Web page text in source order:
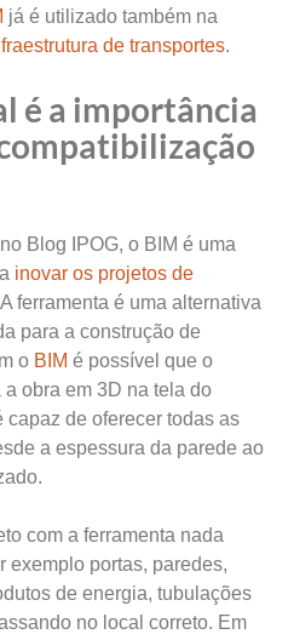
já é utilizado também na
de transportes.
é a importância
Blog IPOG, o BIM é uma
inovar os projetos de
ferramenta é uma alternativa
para a construção de
o BIM é possível que o
obra em 3D na tela do
capaz de oferecer todas as
a espessura da parede ao
com a ferramenta nada
exemplo portas, paredes,
de energia, tubulações
no local correto. Em